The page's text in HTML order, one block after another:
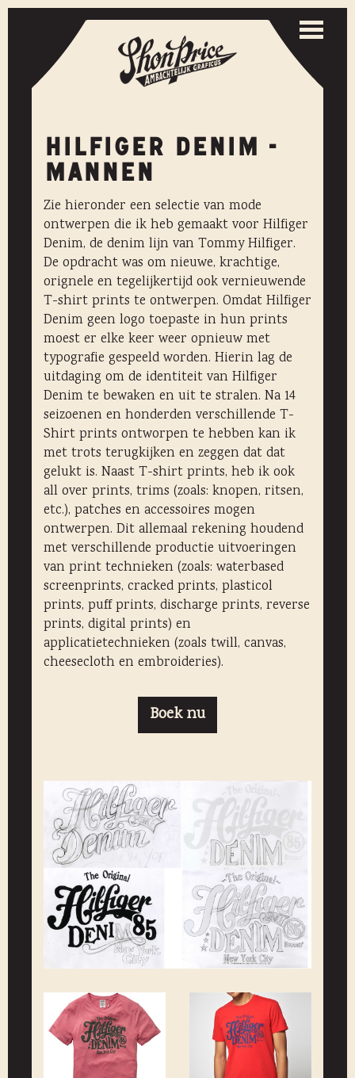
Toggle
HILFIGER DENIM -
MANNEN
Zie hieronder een selectie van mode
ontwerpen die ik heb gemaakt voor Hilfiger
Denim, de denim lijn van Tommy Hilfiger.
De opdracht was om nieuwe, krachtige,
orignele en tegelijkertijd ook vernieuwende
T-shirt prints te ontwerpen. Omdat Hilfiger
Denim geen logo toepaste in hun prints
moest er elke keer weer opnieuw met
typografie gespeeld worden. Hierin lag de
uitdaging om de identiteit van Hilfiger
Denim te bewaken en uit te stralen. Na 14
seizoenen en honderden verschillende T-
Shirt prints ontworpen te hebben kan ik
met trots terugkijken en zeggen dat dat
gelukt is. Naast T-shirt prints, heb ik ook
all over prints, trims (zoals: knopen, ritsen,
etc.), patches en accessoires mogen
ontwerpen. Dit allemaal rekening houdend
met verschillende productie uitvoeringen
van print technieken (zoals: waterbased
screenprints, cracked prints, plasticol
prints, puff prints, discharge prints, reverse
prints, digital prints) en
applicatietechnieken (zoals twill, canvas,
cheesecloth en embroideries).
Boek nu